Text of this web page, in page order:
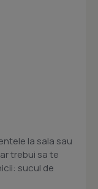
la sala sau
trebui sa te
sucul de